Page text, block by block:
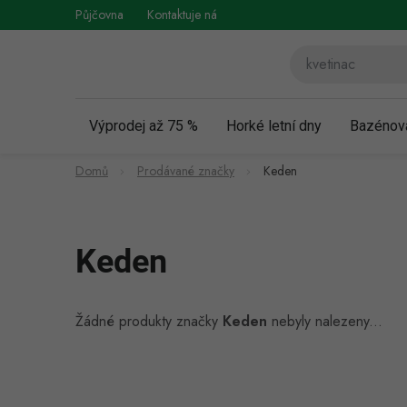
na
Půjčovna Kontaktuje nás
Výprodej až 75 % Horké letní dny
Domů Prodávané značky Keden
Keden
Žádné produkty značky Keden nebyly nalezeny...